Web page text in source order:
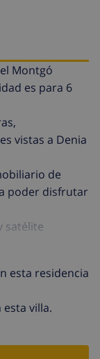
Montgó
es para 6
vistas a Denia
de
poder disfrutar
satélite
central y
Al entrar
con
que nos
La
está
nevera,
esta residencia
esta villa.